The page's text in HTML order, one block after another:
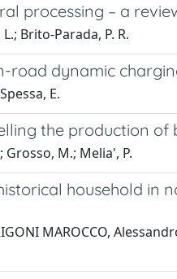
processing – a
Brito-Parada, P. R.
road dynamic
E.
the production of
M.; Melia', P.
household in
MAROCCO,